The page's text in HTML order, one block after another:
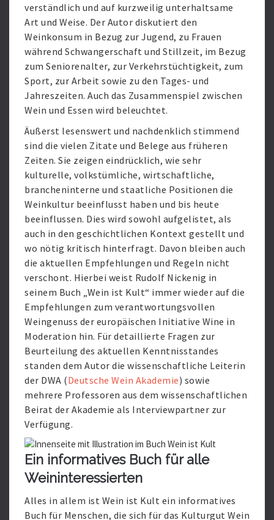
verständlich und auf kurzweilig unterhaltsame
Art und Weise. Der Autor diskutiert den
Weinkonsum in Bezug zur Jugend, zu Frauen
während Schwangerschaft und Stillzeit, im Bezug
zum Seniorenalter, zur Verkehrstüchtigkeit, zum
Sport, zur Arbeit sowie zu den Tages- und
Jahreszeiten. Auch das Zusammenspiel zwischen
Wein und Essen wird beleuchtet.
Äußerst lesenswert und nachdenklich stimmend
sind die vielen Zitate und Belege aus früheren
Zeiten. Sie zeigen eindrücklich, wie sehr
kulturelle, volkstümliche, wirtschaftliche,
brancheninterne und staatliche Positionen die
Weinkultur beeinflusst haben und bis heute
beeinflussen. Dies wird sowohl aufgelistet, als
auch in den geschichtlichen Kontext gestellt und
wo nötig kritisch hinterfragt. Davon bleiben auch
die aktuellen Empfehlungen und Regeln nicht
verschont. Hierbei weist Rudolf Nickenig in
seinem Buch „Wein ist Kult“ immer wieder auf die
Empfehlungen zum verantwortungsvollen
Weingenuss der europäischen Initiative Wine in
Moderation hin. Für detaillierte Fragen zur
Beurteilung des aktuellen Kenntnisstandes
standen dem Autor die wissenschaftliche Leiterin
der DWA (Deutsche Wein Akademie) sowie
mehrere Professoren aus dem wissenschaftlichen
Beirat der Akademie als Interviewpartner zur
Verfügung.
Ein informatives Buch für alle
Weininteressierten
Alles in allem ist Wein ist Kult ein informatives
Buch für Menschen, die sich für das Kulturgut Wein